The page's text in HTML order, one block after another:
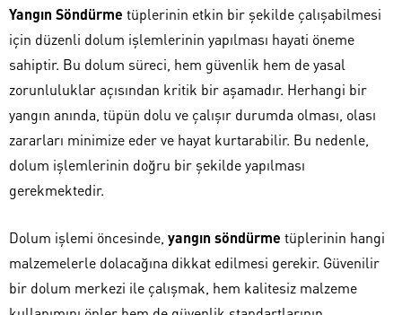
Yangın Söndürme tüplerinin etkin bir şekilde çalışabilmesi
için düzenli dolum işlemlerinin yapılması hayati öneme
sahiptir. Bu dolum süreci, hem güvenlik hem de yasal
zorunluluklar açısından kritik bir aşamadır. Herhangi bir
yangın anında, tüpün dolu ve çalışır durumda olması, olası
zararları minimize eder ve hayat kurtarabilir. Bu nedenle,
dolum işlemlerinin doğru bir şekilde yapılması
gerekmektedir.
Dolum işlemi öncesinde, yangın söndürme tüplerinin hangi
malzemelerle dolacağına dikkat edilmesi gerekir. Güvenilir
bir dolum merkezi ile çalışmak, hem kalitesiz malzeme